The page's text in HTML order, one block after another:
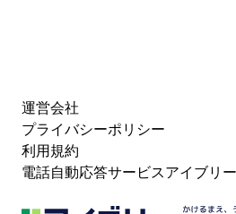
運営会社
プライバシーポリシー
利用規約
電話自動応答サービスアイブリー